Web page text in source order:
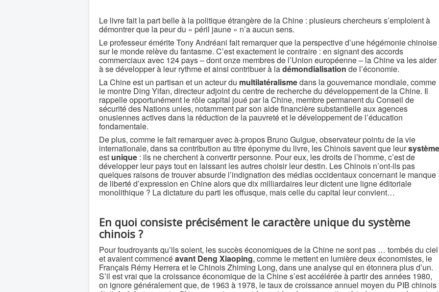
Le livre fait la part belle à la politique étrangère de la Chine : plusieurs chercheurs s’emploient à
démontrer que la peur du « péril jaune » n’a aucun sens.
Le professeur émérite Tony Andréani fait remarquer que la perspective d’une hégémonie chinoise
sur le monde relève du fantasme. C’est exactement le contraire : en signant des accords
commerciaux avec 124 pays – dont onze membres de l’Union européenne – la Chine va les aider
à se développer à leur rythme et ainsi contribuer à ladémondialisation de l’économie.
La Chine est un partisan et un acteur du multilatéralismedans la gouvernance mondiale, comme
le montre Ding Yifan, directeur adjoint du centre de recherche du développement de la Chine. Il
rappelle opportunément le rôle capital joué par la Chine, membre permanent du Conseil de
sécurité des Nations unies, notamment par son aide financière substantielle aux agences
onusiennes actives dans la réduction de la pauvreté et le développement de l’éducation
fondamentale.
De plus, comme le fait remarquer avec à-propos Bruno Guigue, observateur pointu de la vie
internationale, dans sa contribution au titre éponyme du livre, les Chinois savent que leursystème
est unique : ils ne cherchent à convertir personne. Pour eux, les droits de l’homme, c’est de
développer leur pays tout en laissant les autres choisir leur destin. Les Chinois n’ont-ils pas
quelques raisons de trouver absurde l’indignation des médias occidentaux concernant le manque
de liberté d’expression en Chine alors que dix milliardaires leur dictent une ligne éditoriale
monolithique ? La dictature du parti les offusque, mais celle du capital leur convient…
En quoi consiste précisément le caractère unique du système
chinois ?
Pour foudroyants qu’ils soient, les succès économiques de la Chine ne sont pas … tombés du ciel
et avaient commencéavant Deng Xiaoping, comme le mettent en lumière deux économistes, le
Français Rémy Herrera et le Chinois Zhiming Long, dans une analyse qui en étonnera plus d’un.
S’il est vrai que la croissance économique de la Chine s’est accélérée à partir des années 1980,
on ignore généralement que, de 1963 à 1978, le taux de croissance annuel moyen du PIB chinois